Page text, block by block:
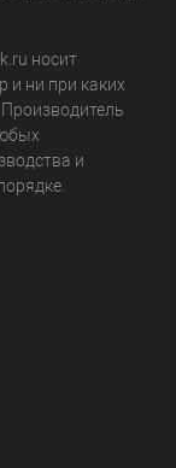
носит
и ни при каких
и